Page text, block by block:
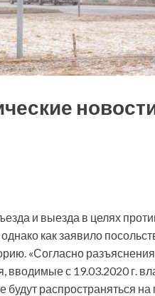
и выезда в целях
как заявило
«Согласно
с 19.03.2020 г.
распространяться